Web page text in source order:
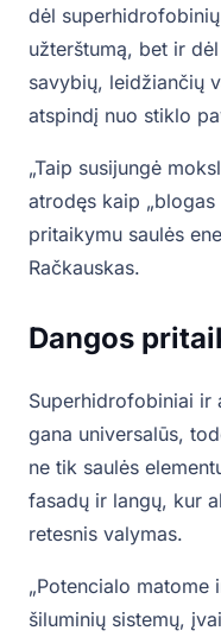
dėl
užterštumą, bet ir
savybių, leidžiančių
atspindį nuo stiklo
„Taip susijungė
atrodęs kaip
pritaikymu saulės
Račkauskas.
Dangos
Superhidrofobiniai ir
gana universalūs,
ne tik saulės
fasadų ir langų, kur
retesnis valymas.
„Potencialo matome
šiluminių sistemų,